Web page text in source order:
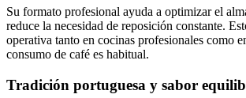
Su formato profesional ayuda a optimizar el
reduce la necesidad de reposición constante.
operativa tanto en cocinas profesionales como
consumo de café es habitual.
Tradición portuguesa y sabor